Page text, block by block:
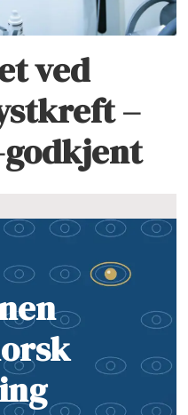
ved
–
godkjent